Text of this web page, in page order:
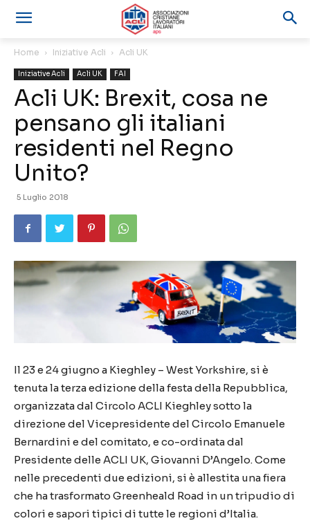
Home Iniziative Acli Acli UK
Iniziative Acli Acli UK FAI
Acli UK: Brexit, cosa ne
pensano gli italiani
residenti nel Regno
Unito?
5 Luglio 2018
Il 23 e 24 giugno a Kieghley – West Yorkshire, si è
tenuta la terza edizione della festa della Repubblica,
organizzata dal Circolo ACLI Kieghley sotto la
direzione del Vicepresidente del Circolo Emanuele
Bernardini e del comitato, e co-ordinata dal
Presidente delle ACLI UK, Giovanni D’Angelo. Come
nelle precedenti due edizioni, si è allestita una fiera
che ha trasformato Greenheald Road in un tripudio di
colori e sapori tipici di tutte le regioni d’Italia.